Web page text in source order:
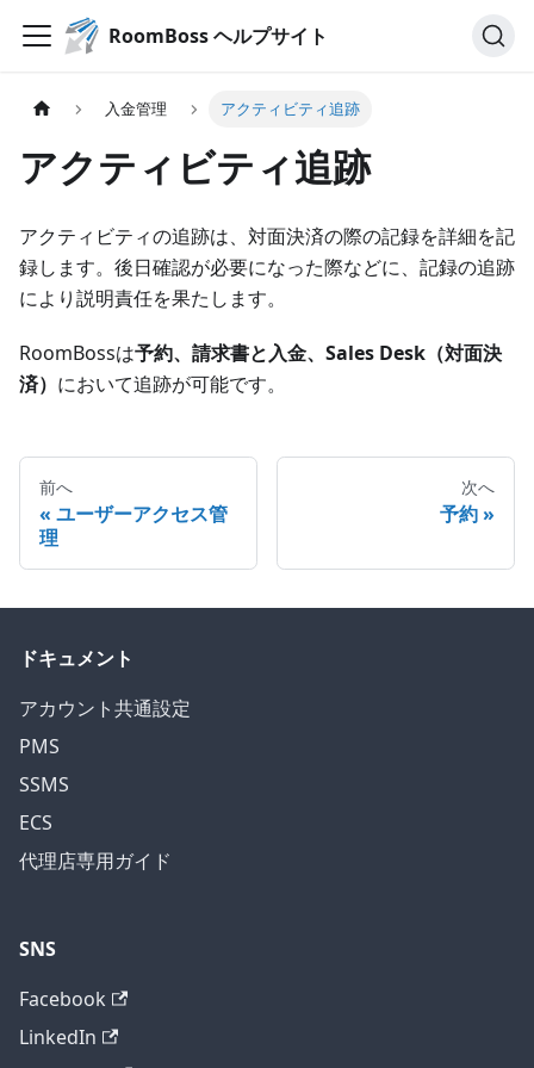
RoomBoss ヘルプサイト
入金管理 アクティビティ追跡
アクティビティ追跡
アクティビティの追跡は、対面決済の際の記録を詳細を記
録します。後日確認が必要になった際などに、記録の追跡
により説明責任を果たします。
RoomBossは予約、請求書と入金、Sales Desk（対面決
済） において追跡が可能です。
前へ
ユーザーアクセス管
理
次へ
予約
ドキュメント
アカウント共通設定
PMS
SSMS
ECS
代理店専用ガイド
SNS
Facebook
LinkedIn